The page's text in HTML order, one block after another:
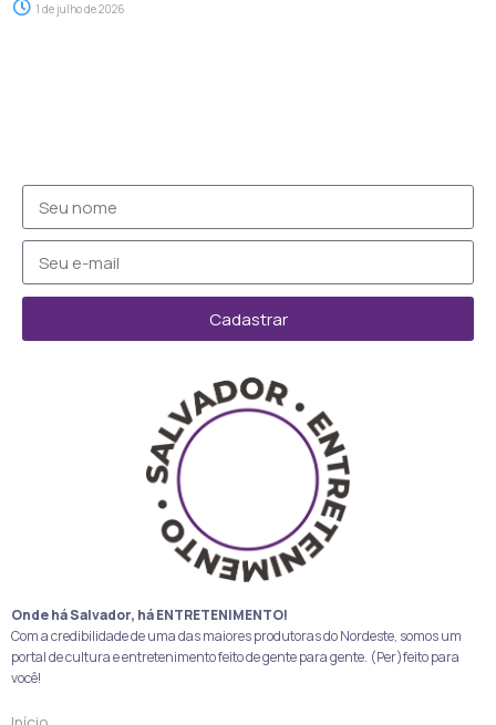
1 de julho de 2026
Cadastrar
Onde há Salvador, há ENTRETENIMENTO!
Com a credibilidade de uma das maiores produtoras do Nordeste, somos um
portal de cultura e entretenimento feito de gente para gente. (Per)feito para
você!